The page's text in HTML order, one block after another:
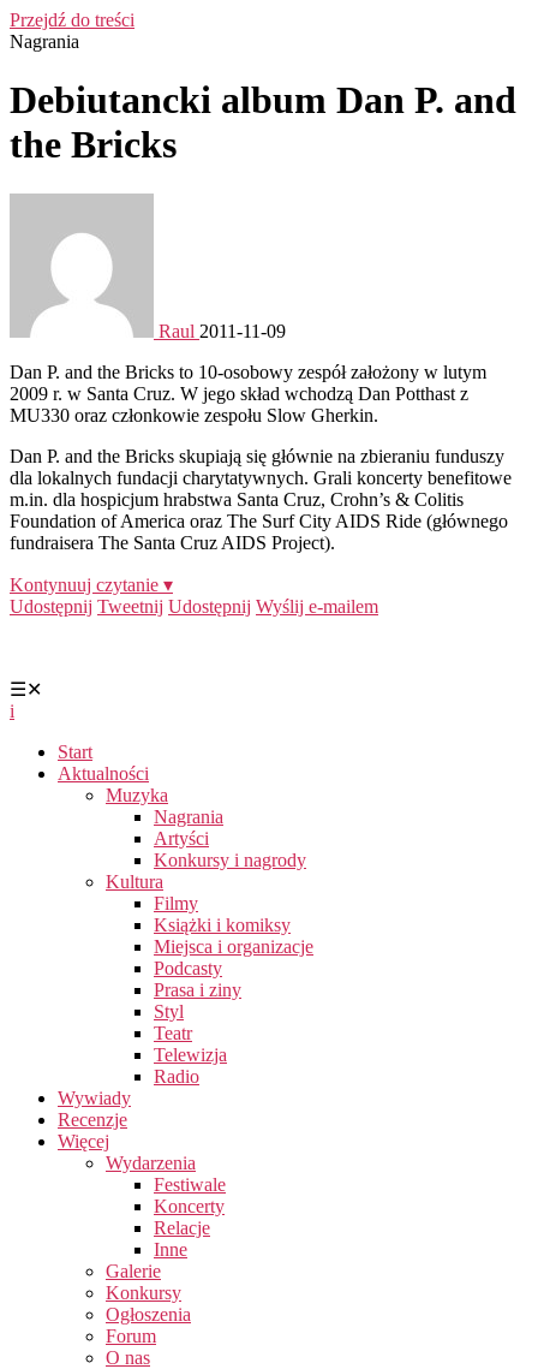
Przejdź do treści
Nagrania
Debiutancki album Dan P. and
the Bricks
Raul 2011-11-09
Dan P. and the Bricks to 10-osobowy zespół założony w lutym
2009 r. w Santa Cruz. W jego skład wchodzą Dan Potthast z
MU330 oraz członkowie zespołu Slow Gherkin.
Dan P. and the Bricks skupiają się głównie na zbieraniu funduszy
dla lokalnych fundacji charytatywnych. Grali koncerty benefitowe
m.in. dla hospicjum hrabstwa Santa Cruz, Crohn’s & Colitis
Foundation of America oraz The Surf City AIDS Ride (głównego
fundraisera The Santa Cruz AIDS Project).
Kontynuuj czytanie ▾
Udostępnij Tweetnij Udostępnij Wyślij e-mailem
☰✕
i
Start
Aktualności
Muzyka
Nagrania
Artyści
Konkursy i nagrody
Kultura
Filmy
Książki i komiksy
Miejsca i organizacje
Podcasty
Prasa i ziny
Styl
Teatr
Telewizja
Radio
Wywiady
Recenzje
Więcej
Wydarzenia
Festiwale
Koncerty
Relacje
Inne
Galerie
Konkursy
Ogłoszenia
Forum
O nas